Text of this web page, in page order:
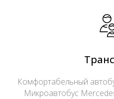
Комфортабельный
Микроавтобус